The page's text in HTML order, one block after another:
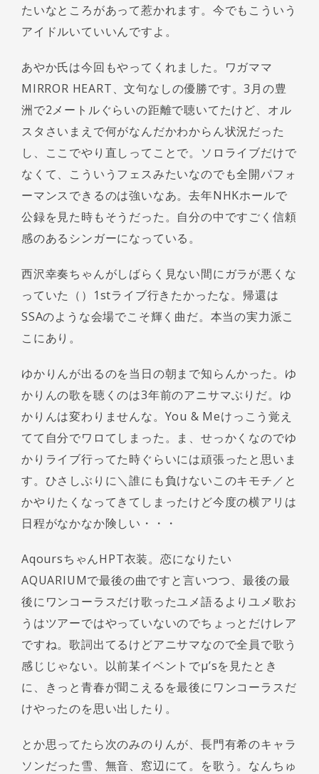
たいなところがあって惹かれます。今でもこういう
アイドルいていいんですよ。
あやか氏は今回もやってくれました。ワガママ
MIRROR HEART、文句なしの優勝です。3月の豊
洲で2メートルぐらいの距離で聴いてたけど、オル
スタさいまえで何がなんだかわからん状況だった
し、ここでやり直しってことで。ソロライブだけで
なくて、こういうフェスみたいなのでも全開パフォ
ーマンスできるのは強いなあ。去年NHKホールで
公録を見た時もそうだった。自分の中ですごく信頼
感のあるシンガーになっている。
西沢幸奏ちゃんがしばらく見ない間にガラが悪くな
っていた（）1stライブ行きたかったな。帰還は
SSAのような会場でこそ輝く曲だ。本当の実力派こ
こにあり。
ゆかりんが出るのを当日の朝まで知らんかった。ゆ
かりんの歌を聴くのは3年前のアニサマぶりだ。ゆ
かりんは変わりませんな。You & Meけっこう覚え
てて自分でワロてしまった。ま、せっかくなのでゆ
かりライブ行ってた時ぐらいには頑張ったと思いま
す。ひさしぶりに＼誰にも負けないこのキモチ／と
かやりたくなってきてしまったけど今度の横アリは
日程がなかなか険しい・・・
AqoursちゃんHPT衣装。恋になりたい
AQUARIUMで最後の曲ですと言いつつ、最後の最
後にワンコーラスだけ歌ったユメ語るよりユメ歌お
うはツアーではやっていないのでちょっとだけレア
ですね。歌詞出てるけどアニサマなので全員で歌う
感じじゃない。以前某イベントでμ’sを見たとき
に、きっと青春が聞こえるを最後にワンコーラスだ
けやったのを思い出したり。
とか思ってたら次のみのりんが、長門有希のキャラ
ソンだった雪、無音、窓辺にて。を歌う。なんちゅ